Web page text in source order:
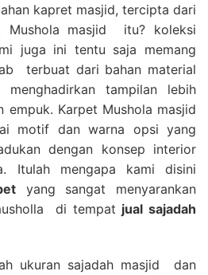
kapret masjid, tercipta dari
Mushola masjid itu? koleksi
juga ini tentu saja memang
terbuat dari bahan material
tampilan lebih
empuk. Karpet Mushola masjid
motif dan warna opsi yang
dengan konsep interior
Itulah mengapa kami disini
yang sangat menyarankan
di tempat jual sajadah
ukuran sajadah masjid dan